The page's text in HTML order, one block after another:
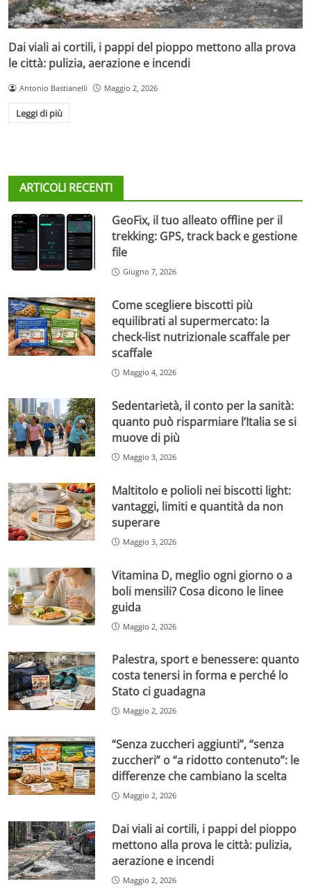
Dai viali ai cortili, i pappi del pioppo mettono alla prova
le città: pulizia, aerazione e incendi
Antonio Bastianelli Maggio 2, 2026
Leggi di più
ARTICOLI RECENTI
GeoFix, il tuo alleato offline per il
trekking: GPS, track back e gestione
file
Giugno 7, 2026
Come scegliere biscotti più
equilibrati al supermercato: la
check-list nutrizionale scaffale per
scaffale
Maggio 4, 2026
Sedentarietà, il conto per la sanità:
quanto può risparmiare l’Italia se si
muove di più
Maggio 3, 2026
Maltitolo e polioli nei biscotti light:
vantaggi, limiti e quantità da non
superare
Maggio 3, 2026
Vitamina D, meglio ogni giorno o a
boli mensili? Cosa dicono le linee
guida
Maggio 2, 2026
Palestra, sport e benessere: quanto
costa tenersi in forma e perché lo
Stato ci guadagna
Maggio 2, 2026
“Senza zuccheri aggiunti”, “senza
zuccheri” o “a ridotto contenuto”: le
differenze che cambiano la scelta
Maggio 2, 2026
Dai viali ai cortili, i pappi del pioppo
mettono alla prova le città: pulizia,
aerazione e incendi
Maggio 2, 2026